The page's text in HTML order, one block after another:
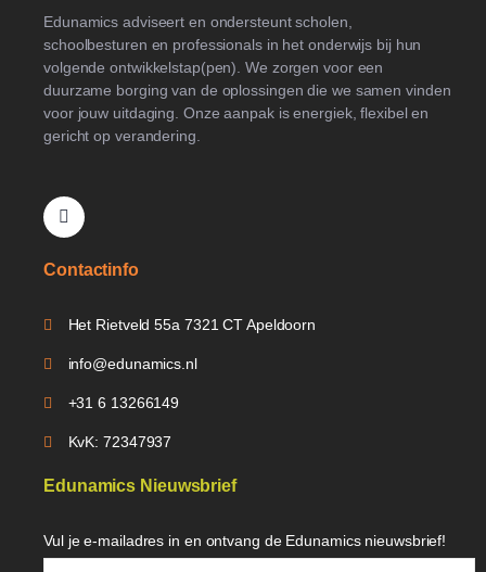
Edunamics adviseert en ondersteunt scholen,
schoolbesturen en professionals in het onderwijs bij hun
volgende ontwikkelstap(pen). We zorgen voor een
duurzame borging van de oplossingen die we samen vinden
voor jouw uitdaging. Onze aanpak is energiek, flexibel en
gericht op verandering.
Contactinfo
Het Rietveld 55a 7321 CT Apeldoorn
info@edunamics.nl
+31 6 13266149
KvK: 72347937
Edunamics Nieuwsbrief
Vul je e-mailadres in en ontvang de Edunamics nieuwsbrief!